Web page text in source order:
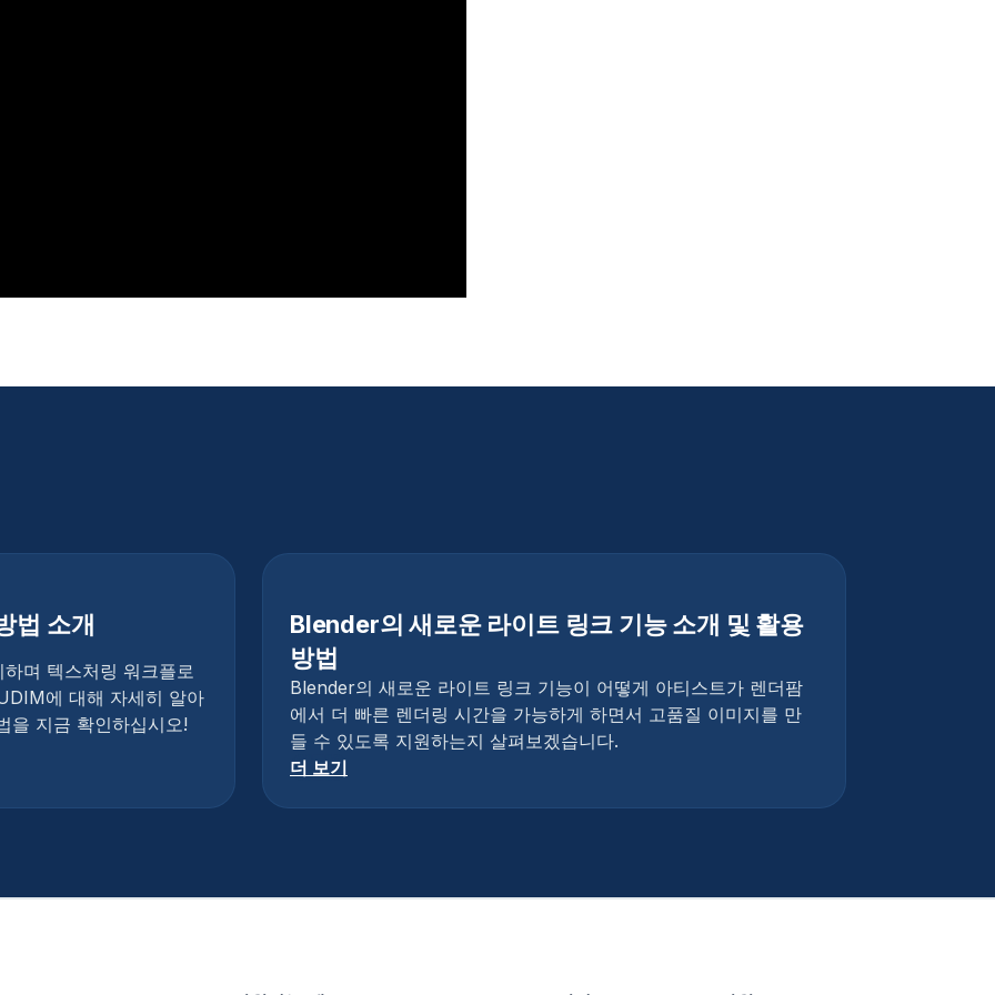
법 소개
며 텍스처링 워크플로
에 대해 자세히 알아
을 지금 확인하십시오!
Blender의 새로운 라이트 링크 기능 소개 및 활용
방법
Blender의 새로운 라이트 링크 기능이 어떻게 아티스트가 렌더팜
에서 더 빠른 렌더링 시간을 가능하게 하면서 고품질 이미지를 만
들 수 있도록 지원하는지 살펴보겠습니다.
더 보기